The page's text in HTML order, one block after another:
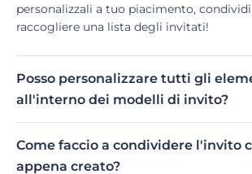
personalizzali a tuo piacimento,
raccogliere una lista degli invitati!
Posso personalizzare tutti gli
all'interno dei modelli di invito?
Sì, puoi personalizzare quasi tutti gli
dei modelli di invito. Puoi modificare il
colore, il brano e altro per adattarli al
Come faccio a condividere l'invito
appena creato?